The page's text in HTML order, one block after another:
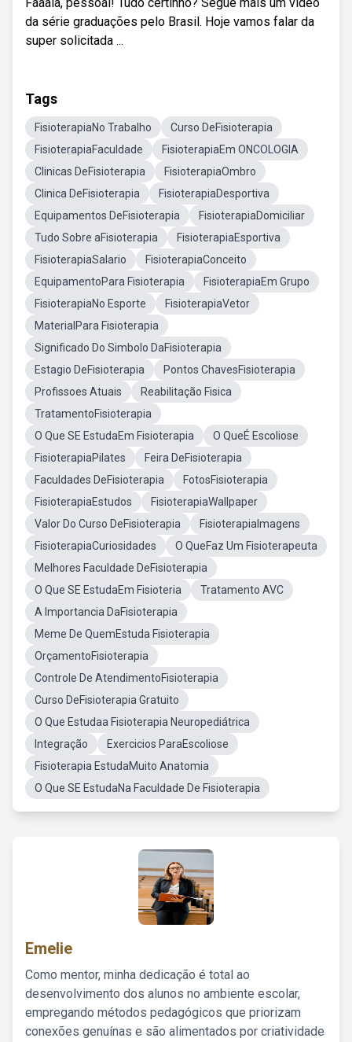
da série graduações pelo Brasil. Hoje vamos falar da
super solicitada ...
Tags
FisioterapiaNo Trabalho
Curso DeFisioterapia
FisioterapiaFaculdade
FisioterapiaEm ONCOLOGIA
Clinicas DeFisioterapia
FisioterapiaOmbro
Clinica DeFisioterapia
FisioterapiaDesportiva
Equipamentos DeFisioterapia
FisioterapiaDomiciliar
Tudo Sobre aFisioterapia
FisioterapiaEsportiva
FisioterapiaSalario
FisioterapiaConceito
EquipamentoPara Fisioterapia
FisioterapiaEm Grupo
FisioterapiaNo Esporte
FisioterapiaVetor
MaterialPara Fisioterapia
Significado Do Simbolo DaFisioterapia
Estagio DeFisioterapia
Pontos ChavesFisioterapia
Profissoes Atuais
Reabilitação Fisica
TratamentoFisioterapia
O Que SE EstudaEm Fisioterapia
O QueÉ Escoliose
FisioterapiaPilates
Feira DeFisioterapia
Faculdades DeFisioterapia
FotosFisioterapia
FisioterapiaEstudos
FisioterapiaWallpaper
Valor Do Curso DeFisioterapia
FisioterapiaImagens
FisioterapiaCuriosidades
O QueFaz Um Fisioterapeuta
Melhores Faculdade DeFisioterapia
O Que SE EstudaEm Fisioteria
Tratamento AVC
A Importancia DaFisioterapia
Meme De QuemEstuda Fisioterapia
OrçamentoFisioterapia
Controle De AtendimentoFisioterapia
Curso DeFisioterapia Gratuito
O Que Estudaa Fisioterapia Neuropediátrica
Integração
Exercicios ParaEscoliose
Fisioterapia EstudaMuito Anatomia
O Que SE EstudaNa Faculdade De Fisioterapia
Emelie
Como mentor, minha dedicação é total ao
desenvolvimento dos alunos no ambiente escolar,
empregando métodos pedagógicos que priorizam
conexões genuínas e são alimentados por criatividade